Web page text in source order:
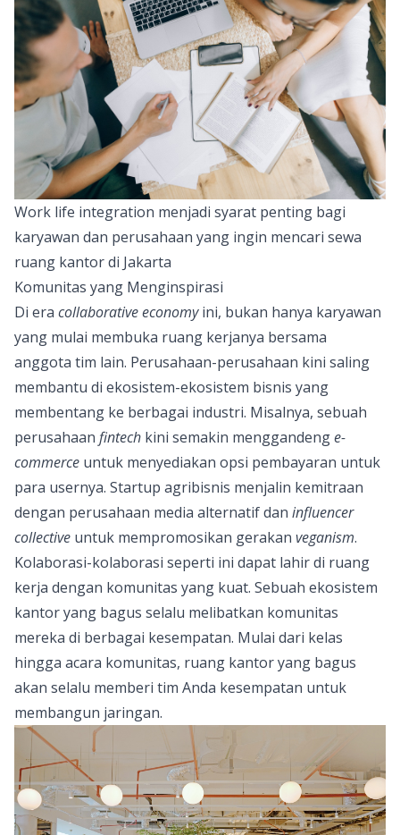
Work life integration menjadi syarat penting bagi
karyawan dan perusahaan yang ingin mencari sewa
ruang kantor di Jakarta
Komunitas yang Menginspirasi
Di era collaborative economyini, bukan hanya karyawan
yang mulai membuka ruang kerjanya bersama
anggota tim lain. Perusahaan-perusahaan kini saling
membantu di ekosistem-ekosistem bisnis yang
membentang ke berbagai industri. Misalnya, sebuah
perusahaan fintech kini semakin menggandenge-
commerce untuk menyediakan opsi pembayaran untuk
para usernya. Startup agribisnis menjalin kemitraan
dengan perusahaan media alternatif dan influencer
collective untuk mempromosikan gerakan veganism.
Kolaborasi-kolaborasi seperti ini dapat lahir di ruang
kerja dengan komunitas yang kuat. Sebuah ekosistem
kantor yang bagus selalu melibatkan komunitas
mereka di berbagai kesempatan. Mulai dari kelas
hingga acara komunitas, ruang kantor yang bagus
akan selalu memberi tim Anda kesempatan untuk
membangun jaringan.